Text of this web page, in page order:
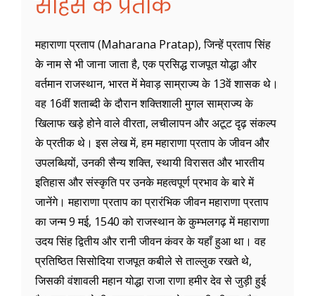
साहस के प्रतीक
महाराणा प्रताप (Maharana Pratap), जिन्हें प्रताप सिंह
के नाम से भी जाना जाता है, एक प्रसिद्ध राजपूत योद्धा और
वर्तमान राजस्थान, भारत में मेवाड़ साम्राज्य के 13वें शासक थे।
वह 16वीं शताब्दी के दौरान शक्तिशाली मुगल साम्राज्य के
खिलाफ खड़े होने वाले वीरता, लचीलापन और अटूट दृढ़ संकल्प
के प्रतीक थे। इस लेख में, हम महाराणा प्रताप के जीवन और
उपलब्धियों, उनकी सैन्य शक्ति, स्थायी विरासत और भारतीय
इतिहास और संस्कृति पर उनके महत्वपूर्ण प्रभाव के बारे में
जानेंगे। महाराणा प्रताप का प्रारंभिक जीवन महाराणा प्रताप
का जन्म 9 मई, 1540 को राजस्थान के कुम्भलगढ़ में महाराणा
उदय सिंह द्वितीय और रानी जीवन कंवर के यहाँ हुआ था। वह
प्रतिष्ठित सिसोदिया राजपूत कबीले से ताल्लुक रखते थे,
जिसकी वंशावली महान योद्धा राजा राणा हमीर देव से जुड़ी हुई